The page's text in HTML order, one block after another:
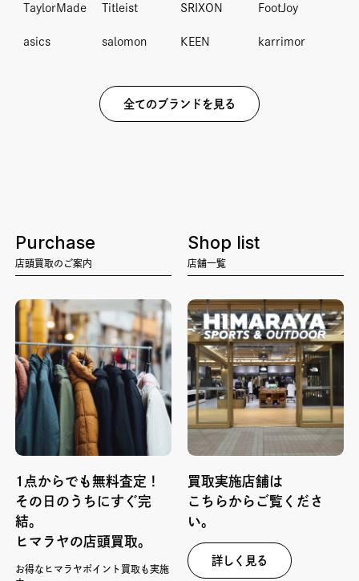
TaylorMade Titleist SRIXON FootJoy
asics salomon KEEN karrimor
全てのブランドを見る
Purchase
店頭買取のご案内
1点からでも無料査定！
その日のうちにすぐ完
結。
ヒマラヤの店頭買取。
お得なヒマラヤポイント買取も実施
Shop list
店舗一覧
買取実施店舗は
こちらからご覧くださ
い。
詳しく見る